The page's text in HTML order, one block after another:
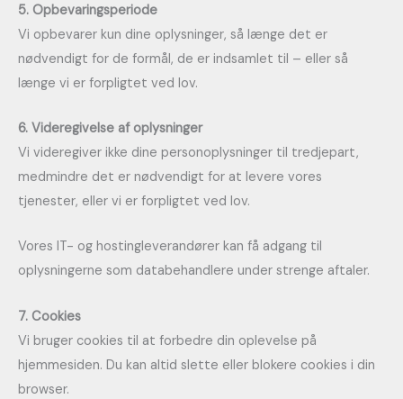
5. Opbevaringsperiode
Vi opbevarer kun dine oplysninger, så længe det er
nødvendigt for de formål, de er indsamlet til – eller så
længe vi er forpligtet ved lov.
6. Videregivelse af oplysninger
Vi videregiver ikke dine personoplysninger til tredjepart,
medmindre det er nødvendigt for at levere vores
tjenester, eller vi er forpligtet ved lov.
Vores IT- og hostingleverandører kan få adgang til
oplysningerne som databehandlere under strenge aftaler.
7. Cookies
Vi bruger cookies til at forbedre din oplevelse på
hjemmesiden. Du kan altid slette eller blokere cookies i din
browser.